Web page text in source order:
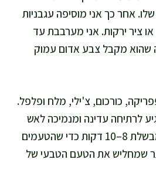
אחר כך אני מוסיפה עגבניות
ציר ירקות. אני מערבבת עד
שהוא מקבל צבע אדום עמוק
כורכום, צ'ילי, מלח ופלפל.
לרתיחה עדינה ומנמיכה לאש
בינונית-נמוכה. אני מבשלת 8–10 דקות כדי שהטעמים
שמחליש את הטעם הטבעי של